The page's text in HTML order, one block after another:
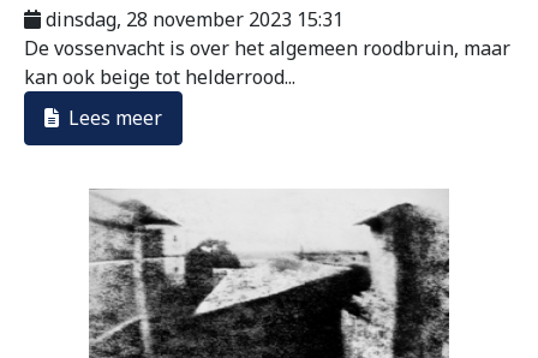
dinsdag, 28 november 2023 15:31
De vossenvacht is over het algemeen roodbruin, maar
kan ook beige tot helderrood...
Lees meer